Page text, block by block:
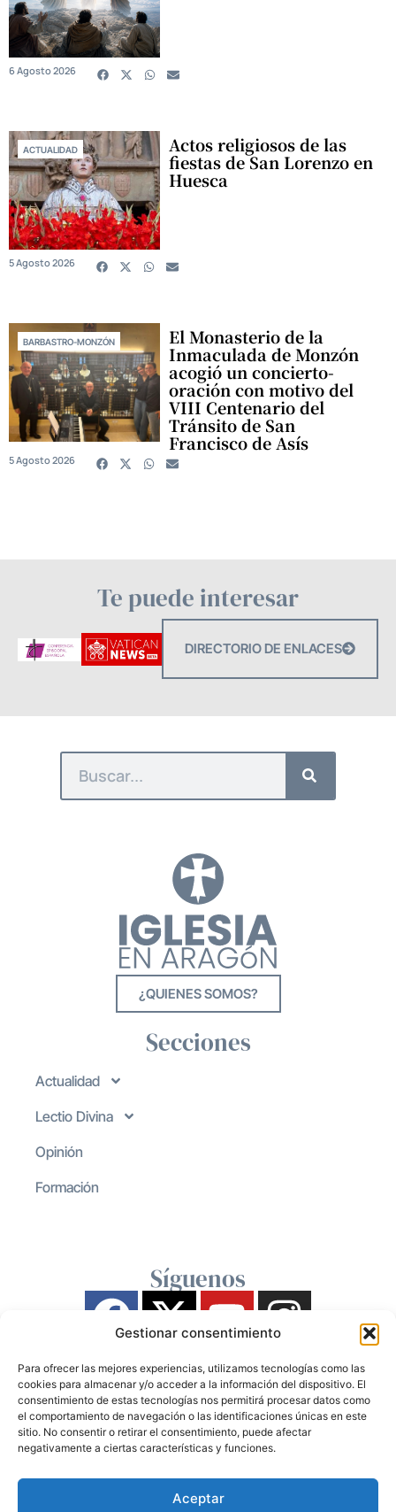
Gestionar consentimiento
Para ofrecer las mejores experiencias, utilizamos tecnologías como las
cookies para almacenar y/o acceder a la información del dispositivo. El
consentimiento de estas tecnologías nos permitirá procesar datos como
el comportamiento de navegación o las identificaciones únicas en este
sitio. No consentir o retirar el consentimiento, puede afectar
negativamente a ciertas características y funciones.
Aceptar
6 Agosto 2026
ACTUALIDAD Actos religiosos de las
fiestas de San Lorenzo en
Huesca
5 Agosto 2026
BARBASTRO-MONZÓN El Monasterio de la
Inmaculada de Monzón
acogió un concierto-
oración con motivo del
VIII Centenario del
Tránsito de San
Francisco de Asís
5 Agosto 2026
Te puede interesar
DIRECTORIO DE ENLACES
¿QUIENES SOMOS?
Secciones
Actualidad
Lectio Divina
Opinión
Formación
Síguenos